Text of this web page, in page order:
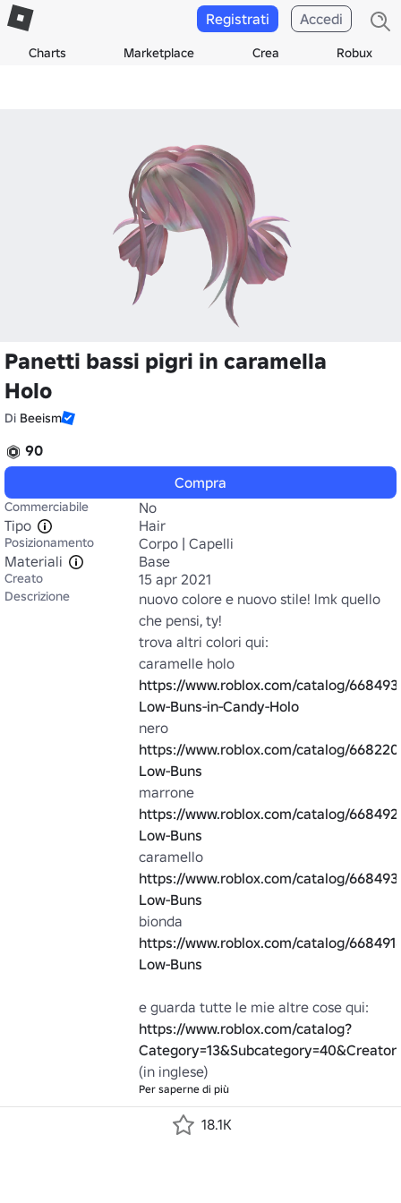
Charts Marketplace Crea Robux
Registrati Accedi
Panetti bassi pigri in caramella
Holo
Di Beeism
90
Compra
Commerciabile
No
Tipo
Hair
Posizionamento
Corpo | Capelli
Materiali
Base
Creato 15 apr 2021
Descrizione
nuovo colore e nuovo stile! lmk quello
che pensi, ty!
trova altri colori qui:
https://www.roblox.com/catalog/
Low-Buns-in-Candy-Holo
https://www.roblox.com/catalog/
Low-Buns
https://www.roblox.com/catalog/
Low-Buns
https://www.roblox.com/catalog/
Low-Buns
https://www.roblox.com/catalog/
Low-Buns
https://www.roblox.com/catalog?
(in inglese)
Per saperne di più
18.1K